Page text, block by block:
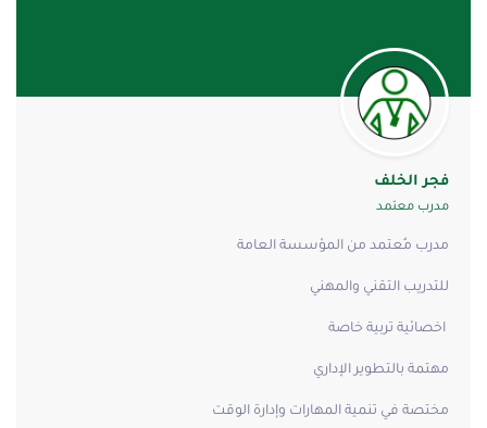
فجر الخلف
مدرب معتمد
مدرب مُعتمد من المؤسسة العامة
للتدريب التقني والمهني
اخصائية تربية خاصة
مهتمة بالتطوير الإداري
⁠مختصة في تنمية المهارات وإدارة الوقت